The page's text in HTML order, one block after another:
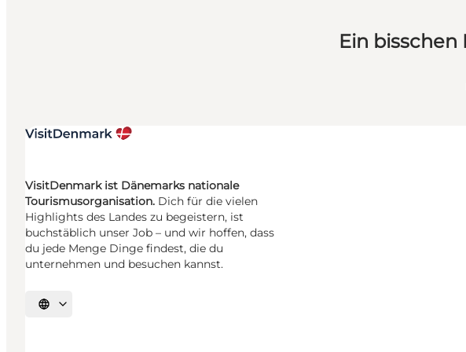
Ein
VisitDenmark ist Dänemarks nationale
Tourismusorganisation. Dich für die vielen
Highlights des Landes zu begeistern, ist
buchstäblich unser Job – und wir hoffen, dass
du jede Menge Dinge findest, die du
unternehmen und besuchen kannst.
Sprache auswählen